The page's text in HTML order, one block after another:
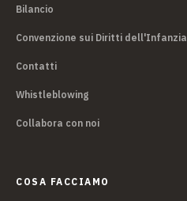
Bilancio
Convenzione sui Diritti dell'Infanzia
Contatti
Whistleblowing
Collabora con noi
COSA FACCIAMO